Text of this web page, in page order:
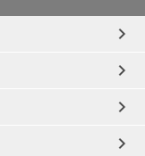
chevron_right
chevron_right
chevron_right
chevron_right